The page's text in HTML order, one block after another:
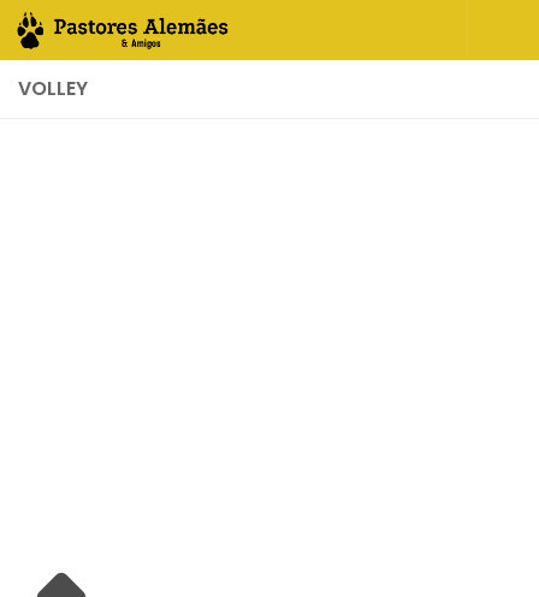
Skip to content
VOLLEY